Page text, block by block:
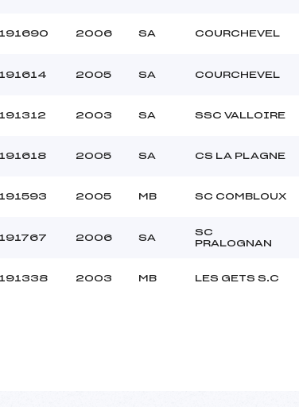
2006 SA COURCHEVEL
2005 SA COURCHEVEL
2003 SA SSC VALLOIRE
2005 SA CS LA PLAGNE
2005 MB SC COMBLOUX
2006 SA
SC
PRALOGNAN
2003 MB LES GETS S.C